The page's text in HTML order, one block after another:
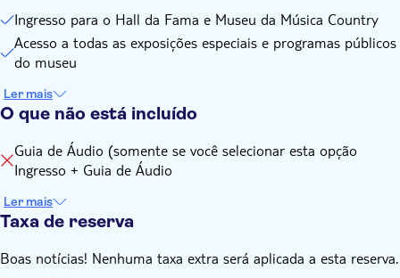
Ingresso para o Hall da Fama e Museu da Música Country
Acesso a todas as exposições especiais e programas públicos
do museu
Ler mais
O que não está incluído
Guia de Áudio (somente se você selecionar esta opção
Ingresso + Guia de Áudio
Ler mais
Taxa de reserva
Boas notícias! Nenhuma taxa extra será aplicada a esta reserva.